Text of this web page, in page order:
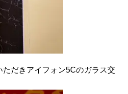
だきアイフォン5Cのガラス交